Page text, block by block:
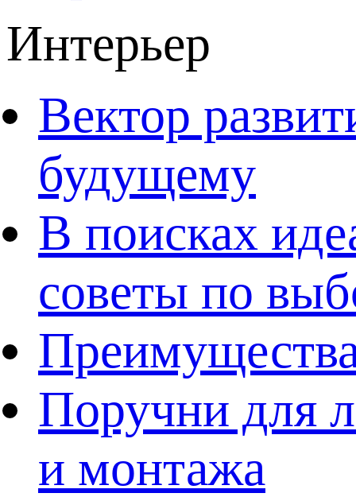
Интерьер
Вектор
будущему
В поисках
советы по
Поручни для
и монтажа